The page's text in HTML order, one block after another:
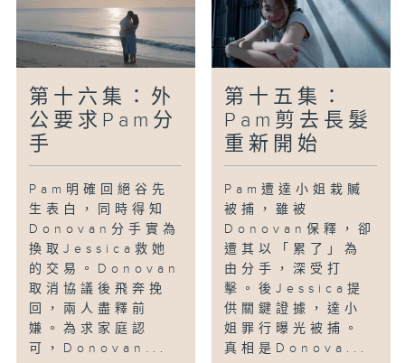
第十六集：外
公要求Pam分
手
Pam明確回絕谷先
生表白，同時得知
Donovan分手實為
換取Jessica救她
的交易。Donovan
取消協議後飛奔挽
回，兩人盡釋前
嫌。為求家庭認
可，Donovan...
第十五集：
Pam剪去長髮
重新開始
Pam遭達小姐栽贓
被捕，雖被
Donovan保釋，卻
遭其以「累了」為
由分手，深受打
擊。後Jessica提
供關鍵證據，達小
姐罪行曝光被捕。
真相是Donova...